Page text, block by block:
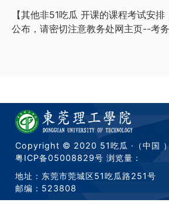
【其他非51吃瓜 开课的课程考试安
公布，请密切注意教务处网主页--考务
Copyright © 2020 51吃瓜 ·（中国
粤ICP备05008829号 浏览量：
地址：东莞市莞城区51吃瓜路251号
邮编：523808